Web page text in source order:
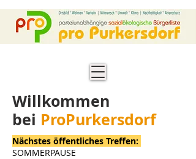
Willkommen
bei ProPurkersdorf
Nächstes öffentliches Treffen:
SOMMERPAUSE